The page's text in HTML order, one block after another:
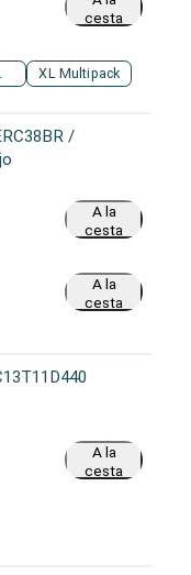
XL Multipack
cesta
/
A la
cesta
A la
cesta
A la
cesta